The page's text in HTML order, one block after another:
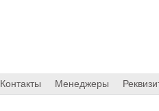
Контакты Менеджеры